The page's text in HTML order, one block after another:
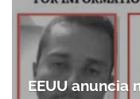
EEUU anuncia